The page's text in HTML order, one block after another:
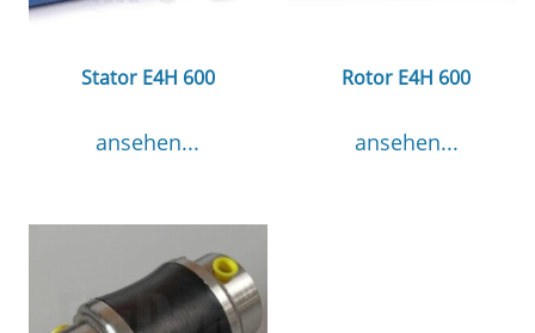
Stator E4H 600
ansehen...
Rotor E4H 600
ansehen...